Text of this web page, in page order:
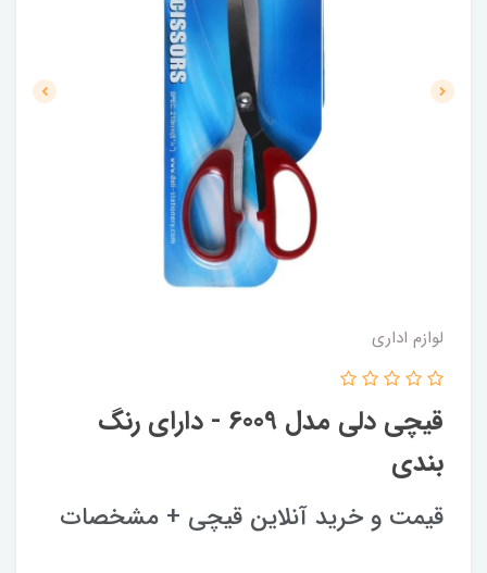
لوازم اداری
قیچی دلی مدل 6009 - دارای رنگ
بندی
قیمت و خرید آنلاین قیچی + مشخصات